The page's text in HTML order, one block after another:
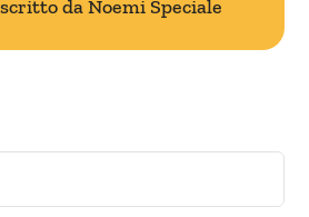
da Noemi Speciale